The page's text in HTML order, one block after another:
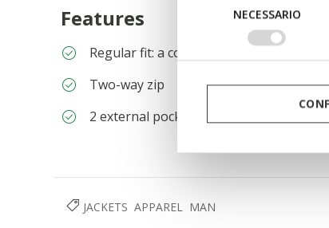
NECESSARIO
Features
Regular fit: a comfortable cut for a
Two-way zip
2 external pockets; 2 internal pockets
JACKETS APPAREL MAN